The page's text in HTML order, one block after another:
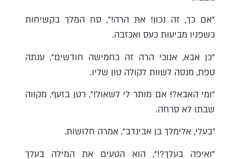
"אם כך, זה נכון! את הרה!", סח המלך בקשיחות
כשפניו מביעות כעס ואכזבה.
"כן אבא, אנוכי הרה זה כחמישה חודשים", ענתה
טפת, מנסה לשוות לקולה טון שליו.
"ומי האבא?! אם מותר לי לשאול!", רטן בזעף, מקווה
שבתו לא סרחה.
"בעלי, אלימלך בן אבינדב", אמרה חלושות.
"ואיפה בעלך?!", הוא הטעים את המילה בעלך